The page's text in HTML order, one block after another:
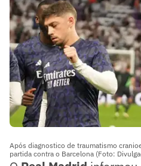
Após diagnostico de traumatismo
partida contra o Barcelona (Foto: